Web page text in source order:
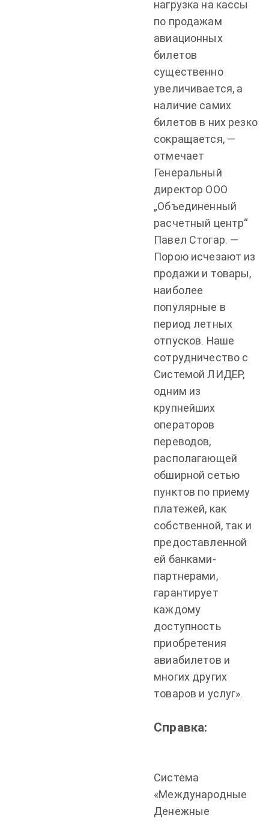
нагрузка на кассы
по продажам
авиационных
билетов
существенно
увеличивается, а
наличие самих
билетов в них резко
сокращается, —
отмечает
Генеральный
директор ООО
„Объединенный
расчетный центр“
Павел Стогар. —
Порою исчезают из
продажи и товары,
наиболее
популярные в
период летных
отпусков. Наше
сотрудничество с
Системой ЛИДЕР,
одним из
крупнейших
операторов
переводов,
располагающей
обширной сетью
пунктов по приему
платежей, как
собственной, так и
предоставленной
ей банками-
партнерами,
гарантирует
каждому
доступность
приобретения
авиабилетов и
многих других
товаров и услуг».
Справка:
Система
«Международные
Денежные